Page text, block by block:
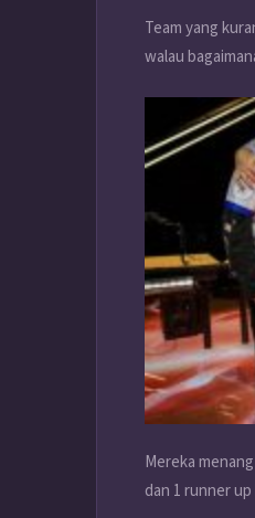
Team yang
walau
Mereka
dan 1 runner